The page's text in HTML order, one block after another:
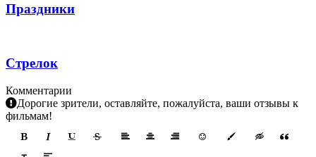
Праздники
Стрелок
Комментарии
Дорогие зрители, оставляйте, пожалуйста, ваши отзывы к
фильмам!